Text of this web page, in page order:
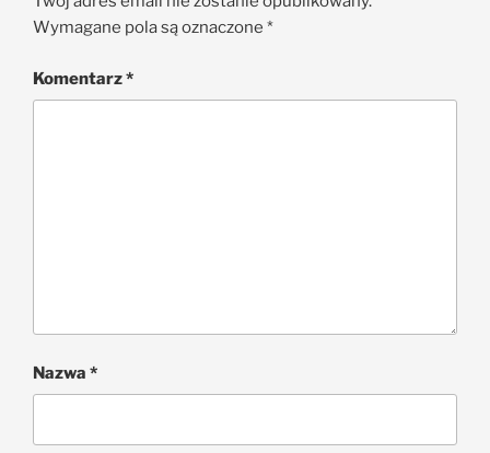
Wymagane pola są oznaczone *
Komentarz*
Nazwa *